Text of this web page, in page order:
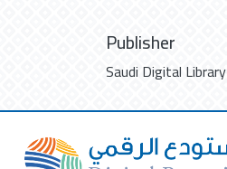
Publisher
Saudi Digital Library